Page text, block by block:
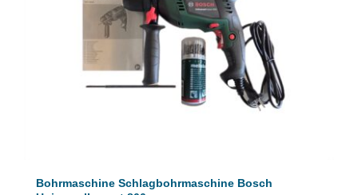
Bohrmaschine Schlagbohrmaschine Bosch